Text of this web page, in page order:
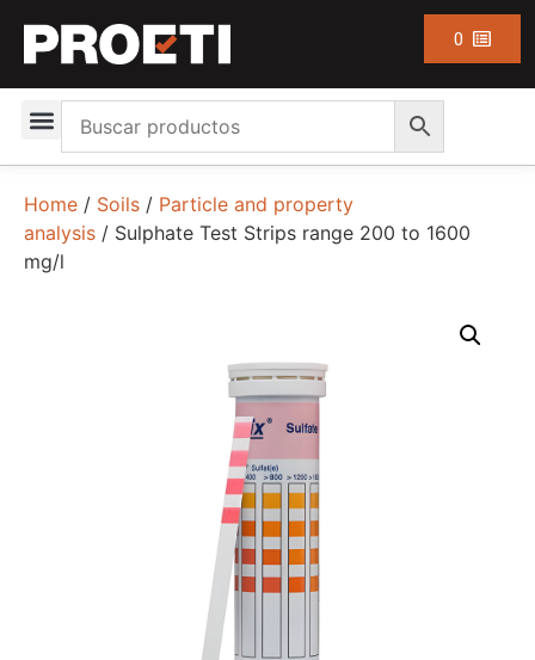
0
Home / Soils / Particle and property
analysis / Sulphate Test Strips range 200 to 1600
mg/l